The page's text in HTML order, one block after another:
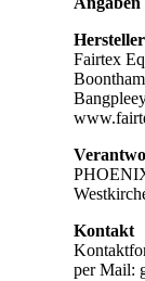
Hersteller
Fairtex
Kontakt
per Mail: